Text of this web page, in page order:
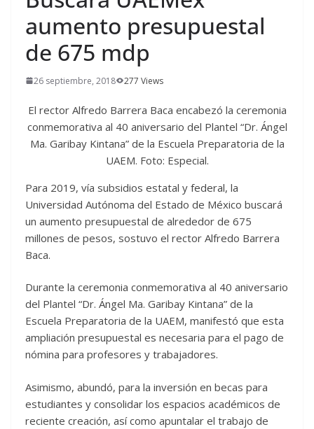
aumento presupuestal
de 675 mdp
26 septiembre, 2018 277 Views
El rector Alfredo Barrera Baca encabezó la ceremonia
conmemorativa al 40 aniversario del Plantel “Dr. Ángel
Ma. Garibay Kintana” de la Escuela Preparatoria de la
UAEM. Foto: Especial.
Para 2019, vía subsidios estatal y federal, la
Universidad Autónoma del Estado de México buscará
un aumento presupuestal de alrededor de 675
millones de pesos, sostuvo el rector Alfredo Barrera
Baca.
Durante la ceremonia conmemorativa al 40 aniversario
del Plantel “Dr. Ángel Ma. Garibay Kintana” de la
Escuela Preparatoria de la UAEM, manifestó que esta
ampliación presupuestal es necesaria para el pago de
nómina para profesores y trabajadores.
Asimismo, abundó, para la inversión en becas para
estudiantes y consolidar los espacios académicos de
reciente creación, así como apuntalar el trabajo de